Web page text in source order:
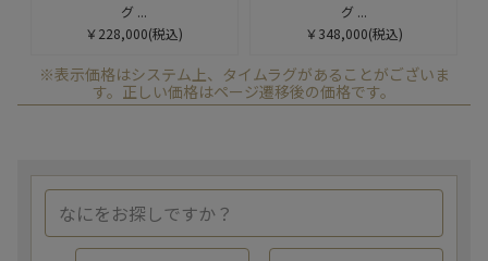
グ ...
￥228,000(税込)
グ ...
￥348,000(税込)
※表示価格はシステム上、タイムラグがあることがございま
す。正しい価格はページ遷移後の価格です。